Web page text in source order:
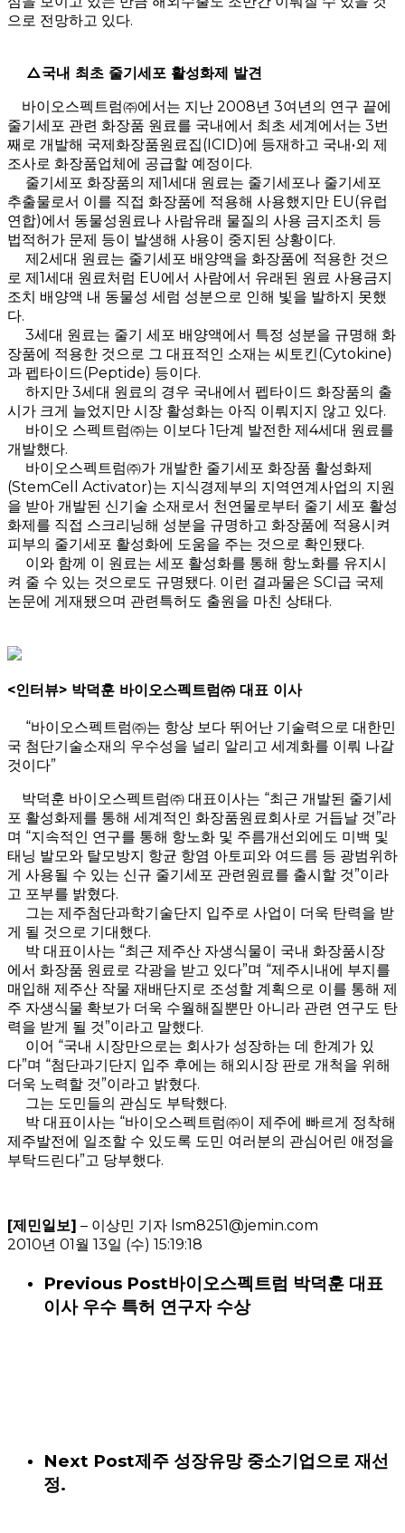
으로 전망하고 있다.
△국내 최초 줄기세포 활성화제 발견
바이오스펙트럼㈜에서는 지난 2008년 3여년의 연구 끝에
줄기세포 관련 화장품 원료를 국내에서 최초 세계에서는 3번
째로 개발해 국제화장품원료집(ICID)에 등재하고 국내•외 제
조사로 화장품업체에 공급할 예정이다.
줄기세포 화장품의 제1세대 원료는 줄기세포나 줄기세포
추출물로서 이를 직접 화장품에 적용해 사용했지만 EU(유럽
연합)에서 동물성원료나 사람유래 물질의 사용 금지조치 등
법적허가 문제 등이 발생해 사용이 중지된 상황이다.
제2세대 원료는 줄기세포 배양액을 화장품에 적용한 것으
로 제1세대 원료처럼 EU에서 사람에서 유래된 원료 사용금지
조치 배양액 내 동물성 세럼 성분으로 인해 빛을 발하지 못했
다.
3세대 원료는 줄기 세포 배양액에서 특정 성분을 규명해 화
장품에 적용한 것으로 그 대표적인 소재는 씨토킨(Cytokine)
과 펩타이드(Peptide) 등이다.
하지만 3세대 원료의 경우 국내에서 펩타이드 화장품의 출
시가 크게 늘었지만 시장 활성화는 아직 이뤄지지 않고 있다.
바이오 스펙트럼㈜는 이보다 1단계 발전한 제4세대 원료를
개발했다.
바이오스펙트럼㈜가 개발한 줄기세포 화장품 활성화제
(StemCell Activator)는 지식경제부의 지역연계사업의 지원
을 받아 개발된 신기술 소재로서 천연물로부터 줄기 세포 활성
화제를 직접 스크리닝해 성분을 규명하고 화장품에 적용시켜
피부의 줄기세포 활성화에 도움을 주는 것으로 확인됐다.
이와 함께 이 원료는 세포 활성화를 통해 항노화를 유지시
켜 줄 수 있는 것으로도 규명됐다. 이런 결과물은 SCI급 국제
논문에 게재됐으며 관련특허도 출원을 마친 상태다.
<인터뷰> 박덕훈 바이오스펙트럼㈜ 대표 이사
“바이오스펙트럼㈜는 항상 보다 뛰어난 기술력으로 대한민
국 첨단기술소재의 우수성을 널리 알리고 세계화를 이뤄 나갈
것이다”
박덕훈 바이오스펙트럼㈜ 대표이사는 “최근 개발된 줄기세
포 활성화제를 통해 세계적인 화장품원료회사로 거듭날 것”라
며 “지속적인 연구를 통해 항노화 및 주름개선외에도 미백 및
태닝 발모와 탈모방지 항균 항염 아토피와 여드름 등 광범위하
게 사용될 수 있는 신규 줄기세포 관련원료를 출시할 것”이라
고 포부를 밝혔다.
그는 제주첨단과학기술단지 입주로 사업이 더욱 탄력을 받
게 될 것으로 기대했다.
박 대표이사는 “최근 제주산 자생식물이 국내 화장품시장
에서 화장품 원료로 각광을 받고 있다”며 “제주시내에 부지를
매입해 제주산 작물 재배단지로 조성할 계획으로 이를 통해 제
주 자생식물 확보가 더욱 수월해질뿐만 아니라 관련 연구도 탄
력을 받게 될 것”이라고 말했다.
이어 “국내 시장만으로는 회사가 성장하는 데 한계가 있
다”며 “첨단과기단지 입주 후에는 해외시장 판로 개척을 위해
더욱 노력할 것”이라고 밝혔다.
그는 도민들의 관심도 부탁했다.
박 대표이사는 “바이오스펙트럼㈜이 제주에 빠르게 정착해
제주발전에 일조할 수 있도록 도민 여러분의 관심어린 애정을
부탁드린다”고 당부했다.
[제민일보] – 이상민 기자 lsm8251@jemin.com
2010년 01월 13일 (수) 15:19:18
Previous Post바이오스펙트럼 박덕훈 대표
이사 우수 특허 연구자 수상
Next Post제주 성장유망 중소기업으로 재선
정.